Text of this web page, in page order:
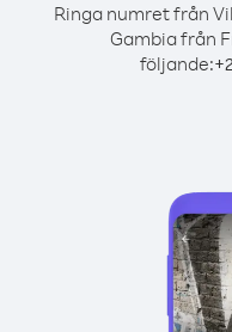
Ringa numret från
Gambia från
följande:+